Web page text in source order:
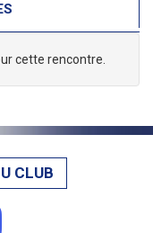
cette rencontre.
CLUB